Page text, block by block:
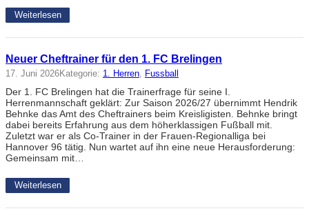
Weiterlesen
Neuer Cheftrainer für den 1. FC Brelingen
17. Juni 2026Kategorie: 1. Herren, Fussball
Der 1. FC Brelingen hat die Trainerfrage für seine I.
Herrenmannschaft geklärt: Zur Saison 2026/27 übernimmt Hendrik
Behnke das Amt des Cheftrainers beim Kreisligisten. Behnke bringt
dabei bereits Erfahrung aus dem höherklassigen Fußball mit.
Zuletzt war er als Co-Trainer in der Frauen-Regionalliga bei
Hannover 96 tätig. Nun wartet auf ihn eine neue Herausforderung:
Gemeinsam mit…
Weiterlesen